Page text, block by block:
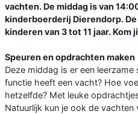
vachten. De middag is van
kinderboerderij Dierendorp.
kinderen van 3 tot 11 jaar. Kom
Speuren en opdrachten maken
Deze middag is er een
functie heeft een vacht? Hoe
hetzelfde? Met leuke
Natuurlijk kun je ook de vachten